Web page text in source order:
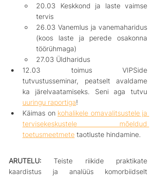
20.03 Keskkond ja laste vaimse
tervis
26.03 Vanemlus ja vanemaharidus
(koos laste ja perede osakonna
töörühmaga)
27.03 Üldharidus
12.03 toimus VIPSide
tutvustusseminar, peatselt avaldame
uuringu raportiga!
Käimas on kohalikele omavalitsustele ja
tervisekeskustele mõeldud
toetusmeetmete taotluste hindamine.
ARUTELU: Teiste riikide praktikate
kaardistus ja analüüs komorbiidselt